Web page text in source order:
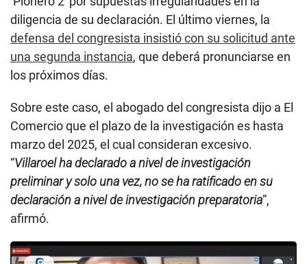
Sobre este caso, el abogado del congresista dijo a El
Comercio que el plazo de la investigación es hasta
marzo del 2025, el cual consideran excesivo.
“Villaroel ha declarado a nivel de investigación
preliminar y solo una vez, no se ha ratificado en su
declaración a nivel de investigación preparatoria”,
afirmó.